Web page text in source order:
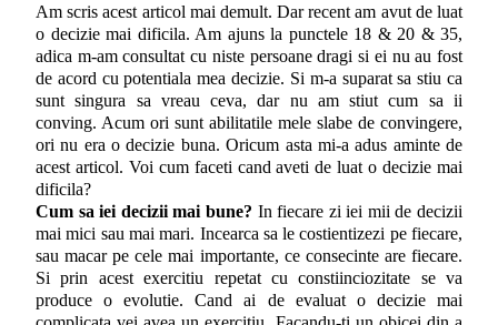
Am scris acest articol mai demult. Dar recent am avut de luat
o decizie mai dificila. Am ajuns la punctele 18 & 20 & 35,
adica m-am consultat cu niste persoane dragi si ei nu au fost
de acord cu potentiala mea decizie. Si m-a suparat sa stiu ca
sunt singura sa vreau ceva, dar nu am stiut cum sa ii
conving. Acum ori sunt abilitatile mele slabe de convingere,
ori nu era o decizie buna. Oricum asta mi-a adus aminte de
acest articol. Voi cum faceti cand aveti de luat o decizie mai
dificila?
Cum sa iei decizii mai bune? In fiecare zi iei mii de decizii
mai mici sau mai mari. Incearca sa le costientizezi pe fiecare,
sau macar pe cele mai importante, ce consecinte are fiecare.
Si prin acest exercitiu repetat cu constiinciozitate se va
produce o evolutie. Cand ai de evaluat o decizie mai